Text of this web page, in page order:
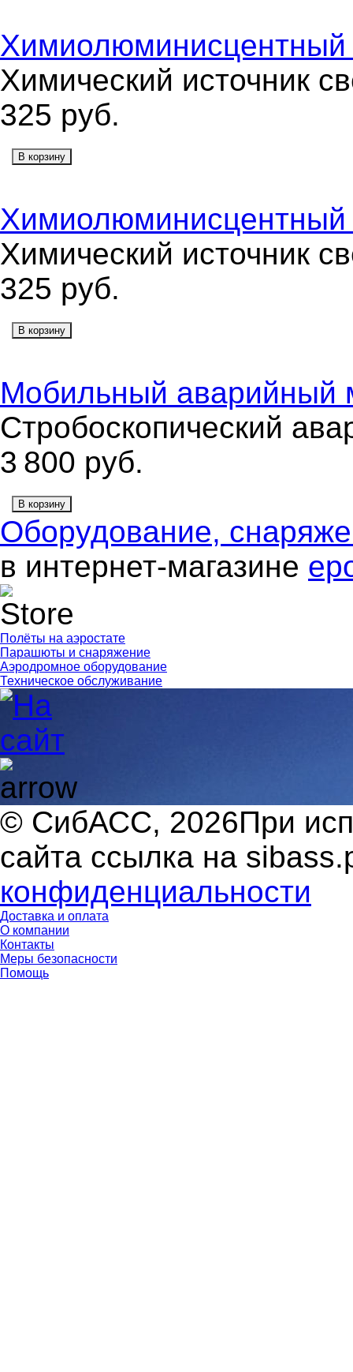
Химиолюминисцентный
Химический источник
325 руб.
В корзину
Химиолюминисцентный
Химический источник
325 руб.
В корзину
Мобильный аварийный
Стробоскопический
3 800 руб.
В корзину
Оборудование,
в интернет-магазине
Полёты на аэростате
Парашюты и снаряжение
Аэродромное оборудование
Техническое обслуживание
© СибАСС, 2026При
сайта ссылка на
конфиденциальности
Доставка и оплата
О компании
Контакты
Меры безопасности
Помощь